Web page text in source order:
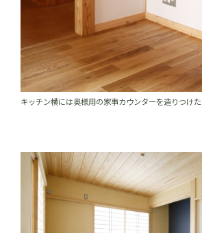
キッチン横には奥様用の家事カウンターを造りつけた